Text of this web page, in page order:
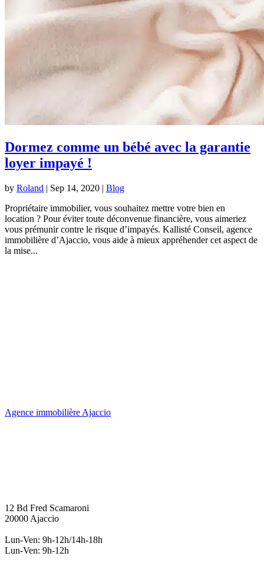
Dormez comme un bébé avec la garantie
loyer impayé !
by Roland | Sep 14, 2020 | Blog
Propriétaire immobilier, vous souhaitez mettre votre bien en
location ? Pour éviter toute déconvenue financière, vous aimeriez
vous prémunir contre le risque d’impayés. Kallisté Conseil, agence
immobilière d’Ajaccio, vous aide à mieux appréhender cet aspect de
la mise...
Agence immobilière Ajaccio
12 Bd Fred Scamaroni
20000 Ajaccio
Lun-Ven: 9h-12h/14h-18h
Lun-Ven: 9h-12h